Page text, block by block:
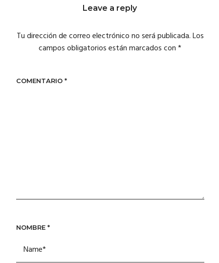
Leave a reply
Tu dirección de correo electrónico no será publicada.Los
campos obligatorios están marcados con*
COMENTARIO *
NOMBRE *